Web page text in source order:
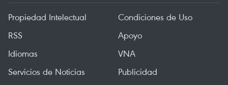
Propiedad Intelectual
Condiciones de Uso
RSS
Apoyo
Idiomas
VNA
Servicios de Noticias
Publicidad